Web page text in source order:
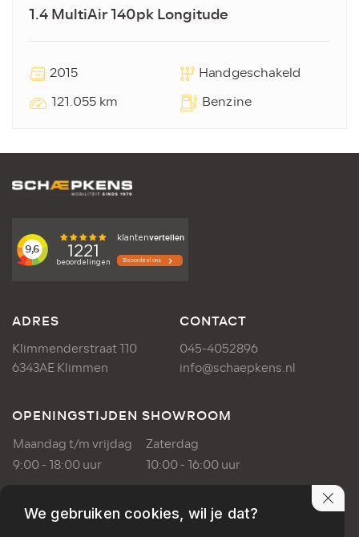
1.4 MultiAir 140pk Longitude
2015
Handgeschakeld
121.055 km
Benzine
ADRES
Klimmenderstraat 110
6343AE Klimmen
CONTACT
045-4052896
info@schaepkens.nl
OPENINGSTIJDEN SHOWROOM
Maandag t/m vrijdag
Zaterdag
9:00 - 18:00 uur
10:00 - 16:00 uur
OPENINGSTIJDEN WERKPLAATS
We gebruiken cookies, wil je dat?